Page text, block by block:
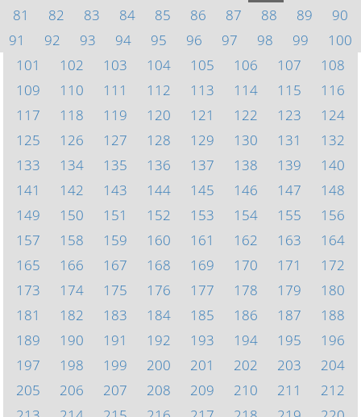
81
82 83 84 85 86 87 88 89
90
91
92 93 94 95 96 97 98 99
100
101
102 103 104 105 106 107
108
109
110 111 112 113 114 115
116
117
118 119 120 121 122 123
124
125
126 127 128 129 130 131
132
133
134 135 136 137 138 139
140
141
142 143 144 145 146 147
148
149
150 151 152 153 154 155
156
157
158 159 160 161 162 163
164
165
166 167 168 169 170 171
172
173
174 175 176 177 178 179
180
181
182 183 184 185 186 187
188
189
190 191 192 193 194 195
196
197
198 199 200 201 202 203
204
205
206 207 208 209 210 211
212